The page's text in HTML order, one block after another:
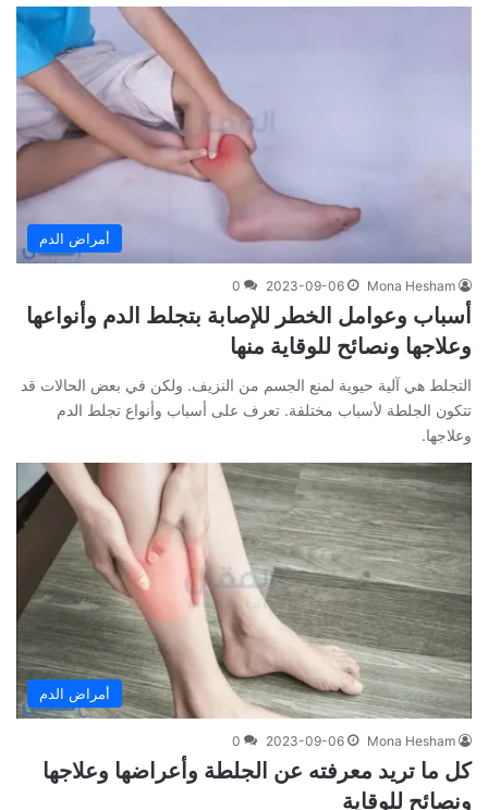
أمراض الدم
Mona Hesham
2023-09-06
0
أسباب وعوامل الخطر للإصابة بتجلط الدم وأنواعها
وعلاجها ونصائح للوقاية منها
التجلط هي آلية حيوية لمنع الجسم من النزيف. ولكن في بعض الحالات قد
تتكون الجلطة لأسباب مختلفة. تعرف على أسباب وأنواع تجلط الدم
وعلاجها.
أمراض الدم
Mona Hesham
2023-09-06
0
كل ما تريد معرفته عن الجلطة وأعراضها وعلاجها
ونصائح للوقاية